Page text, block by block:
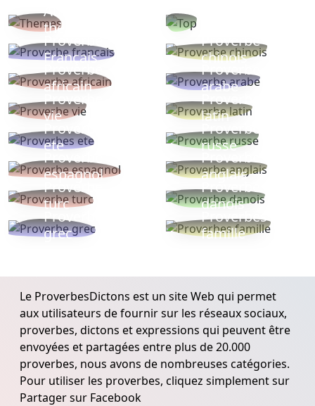
Autres
thèmes
Proverbe
Français
Proverbe
chinois
Proverbe
africain
Proverbe
arabe
Proverbe
vie
Proverbe
latin
Proverbes
ete
Proverbe
russe
Proverbe
espagnol
Proverbe
anglais
Proverbe
turc
Proverbe
danois
Proverbe
grec
Proverbes
famille
Le ProverbesDictons est un site Web qui permet
aux utilisateurs de fournir sur les réseaux sociaux,
proverbes, dictons et expressions qui peuvent être
envoyées et partagées entre plus de 20.000
proverbes, nous avons de nombreuses catégories.
Pour utiliser les proverbes, cliquez simplement sur
Partager sur Facebook